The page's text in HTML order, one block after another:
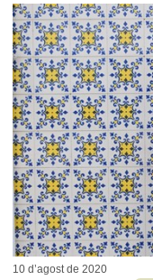
10 d’agost de 2020